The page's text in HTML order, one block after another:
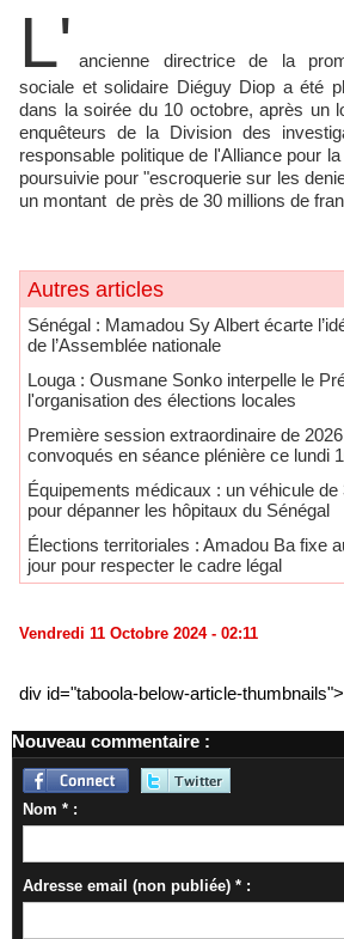
L' ancienne directrice de la
sociale et solidaire Diéguy Diop a été
dans la soirée du 10 octobre, après un
enquêteurs de la Division des
responsable politique de l'Alliance pour
poursuivie pour "escroquerie sur les
un montant de près de 30 millions de
Autres articles
Sénégal : Mamadou Sy Albert écarte
de l’Assemblée nationale
Louga : Ousmane Sonko interpelle le
l'organisation des élections locales
Première session extraordinaire de
convoqués en séance plénière ce lundi
Équipements médicaux : un véhicule de
pour dépanner les hôpitaux du Sénégal
Élections territoriales : Amadou Ba fixe
jour pour respecter le cadre légal
Vendredi 11 Octobre 2024 - 02:11
div id="taboola-below-article-thumbnails">
Nouveau commentaire :
Nom * :
Adresse email (non publiée) * :